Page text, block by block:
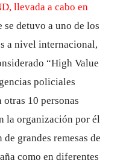
llevada a cabo en
se detuvo a uno de los
a nivel internacional,
“High Value
policiales
10 personas
la organización por él
grandes remesas de
como en diferentes